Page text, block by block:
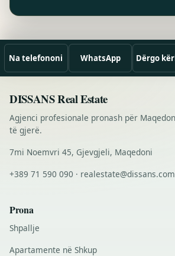
Na telefononi WhatsApp Dërgo
DISSANS Real Estate
Agjenci profesionale pronash për
të gjerë.
7mi Noemvri 45, Gjevgjeli, Maqedoni
+389 71 590 090 · realestate@dissans.com
Prona
Shpallje
Apartamente në Shkup